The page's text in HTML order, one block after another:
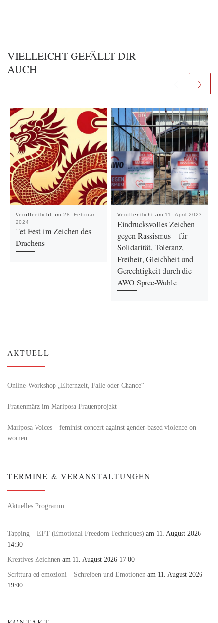
VIELLEICHT GEFÄLLT DIR
AUCH
Veröffentlicht am 28. Februar
2024
Tet Fest im Zeichen des
Drachens
Veröffentlicht am 11. April 2022
Eindrucksvolles Zeichen
gegen Rassismus – für
Solidarität, Toleranz,
Freiheit, Gleichheit und
Gerechtigkeit durch die
AWO Spree-Wuhle
AKTUELL
Online-Workshop „Elternzeit, Falle oder Chance“
Frauenmärz im Mariposa Frauenprojekt
Mariposa Voices – feminist concert against gender-based violence on
women
TERMINE & VERANSTALTUNGEN
Aktuelles Programm
Tapping – EFT (Emotional Freedom Techniques) am 11. August 2026
14:30
Kreatives Zeichnen am 11. August 2026 17:00
Scrittura ed emozioni – Schreiben und Emotionen am 11. August 2026
19:00